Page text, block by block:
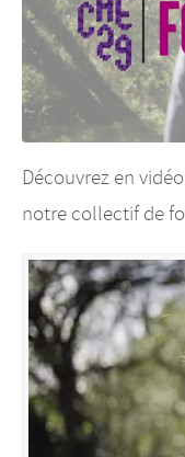
Découvrez en
notre collectif de